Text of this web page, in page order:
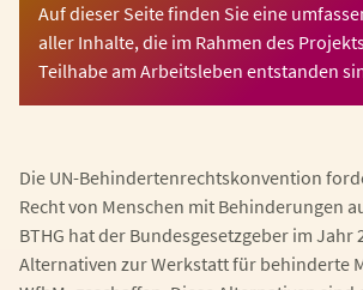
Auf dieser Seite finden Sie eine
aller Inhalte, die im Rahmen des
Teilhabe am Arbeitsleben entstanden
Die UN-Behindertenrechtskonvention
Recht von Menschen mit Behinderungen
BTHG hat der Bundesgesetzgeber im Jahr
Alternativen zur Werkstatt für behinderte